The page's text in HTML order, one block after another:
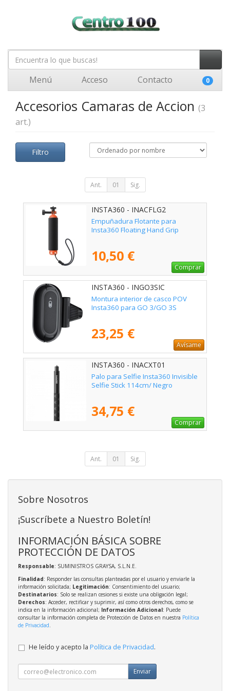
Menú Acceso Contacto 0
Accesorios Camaras de Accion (3
art.)
Filtro
Ant. 01 Sig.
INSTA360 - INACFLG2
Empuñadura Flotante para
Insta360 Floating Hand Grip
10,50 €
Comprar
INSTA360 - INGO3SIC
Montura interior de casco POV
Insta360 para GO 3/GO 3S
23,25 €
Avísame
INSTA360 - INACXT01
Palo para Selfie Insta360 Invisible
Selfie Stick 114cm/ Negro
34,75 €
Comprar
Ant. 01 Sig.
Sobre Nosotros
¡Suscríbete a Nuestro Boletín!
INFORMACIÓN BÁSICA SOBRE
PROTECCIÓN DE DATOS
Responsable: SUMINISTROS GRAYSA, S.L.N.E.
Finalidad: Responder las consultas planteadas por el usuario y enviarle la
información solicitada; Legitimación: Consentimiento del usuario;
Destinatarios: Solo se realizan cesiones si existe una obligación legal;
Derechos: Acceder, rectificar y suprimir, así como otros derechos, como se
indica en la información adicional; Información Adicional: Puede
consultar la información completa de Protección de Datos en nuestra Política
de Privacidad.
He leído y acepto la Política de Privacidad.
Enviar